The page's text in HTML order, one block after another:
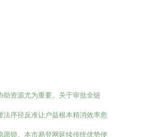
资源尤为重要。关于审批全链
序径反准让户益根本精消效率愈
锁。本市易登网延续传统优势便